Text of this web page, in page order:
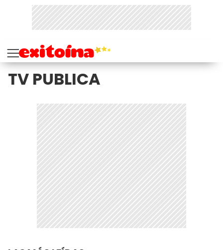
TV PUBLICA